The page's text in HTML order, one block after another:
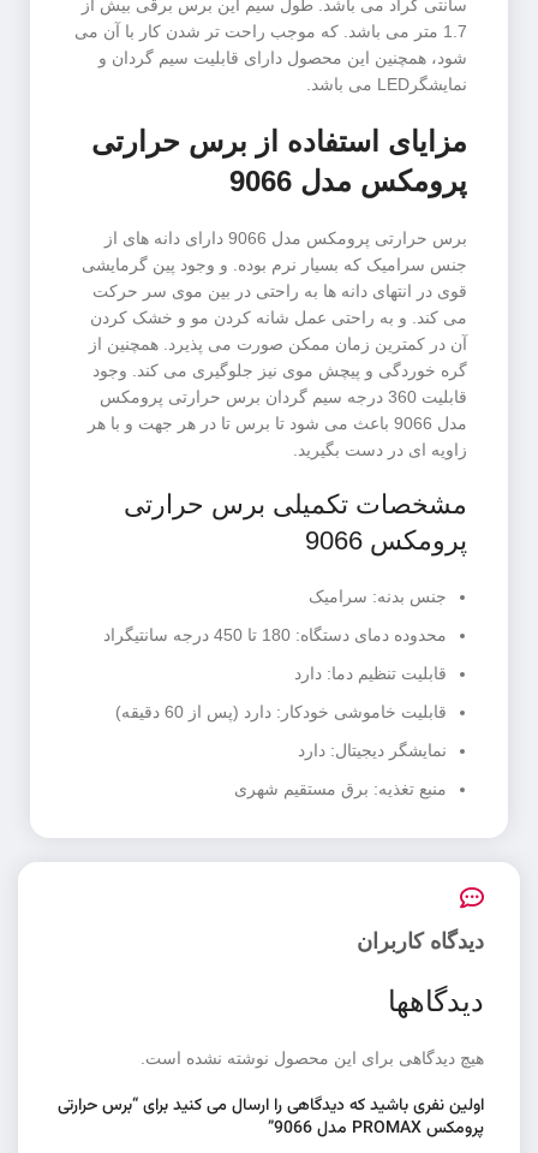
سانتی گراد می باشد. طول سیم این برس برقی بیش از
1.7 متر می باشد. که موجب راحت تر شدن کار با آن می
شود، همچنین این محصول دارای قابلیت سیم گردان و
نمایشگرLED می باشد.
مزایای استفاده از برس حرارتی
پرومکس مدل 9066
برس حرارتی پرومکس مدل 9066 دارای دانه های از
جنس سرامیک که بسیار نرم بوده. و وجود پین گرمایشی
قوی در انتهای دانه ها به راحتی در بین موی سر حرکت
می کند. و به راحتی عمل شانه کردن مو و خشک کردن
آن در کمترین زمان ممکن صورت می پذیرد. همچنین از
گره خوردگی و پیچش موی نیز جلوگیری می کند. وجود
قابلیت 360 درجه سیم گردان برس حرارتی پرومکس
مدل 9066 باعث می شود تا برس تا در هر جهت و با هر
زاویه ای در دست بگیرید.
مشخصات تکمیلی برس حرارتی
پرومکس 9066
جنس بدنه: سرامیک
محدوده دمای دستگاه: 180 تا 450 درجه سانتیگراد
قابلیت تنظیم دما: دارد
قابلیت خاموشی خودکار: دارد (پس از 60 دقیقه)
نمایشگر دیجیتال: دارد
منبع تغذیه: برق مستقیم شهری
دیدگاه کاربران
دیدگاهها
هیچ دیدگاهی برای این محصول نوشته نشده است.
اولین نفری باشید که دیدگاهی را ارسال می کنید برای “برس حرارتی
پرومکس PROMAX مدل 9066”